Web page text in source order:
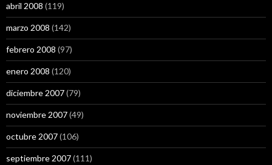
abril 2008 (119)
marzo 2008 (142)
febrero 2008 (97)
enero 2008 (120)
diciembre 2007(79)
noviembre 2007(49)
octubre 2007(106)
septiembre 2007(111)